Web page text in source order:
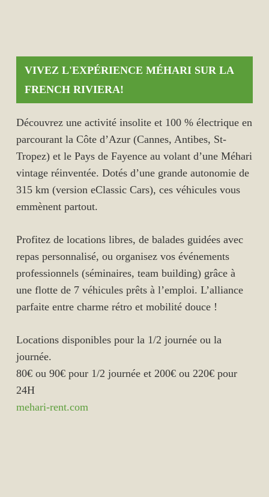
VIVEZ L'EXPÉRIENCE MÉHARI SUR LA
FRENCH RIVIERA!
Découvrez une activité insolite et 100 % électrique en
parcourant la Côte d’Azur (Cannes, Antibes, St-
Tropez) et le Pays de Fayence au volant d’une Méhari
vintage réinventée. Dotés d’une grande autonomie de
315 km (version eClassic Cars), ces véhicules vous
emmènent partout.
Profitez de locations libres, de balades guidées avec
repas personnalisé, ou organisez vos événements
professionnels (séminaires, team building) grâce à
une flotte de 7 véhicules prêts à l’emploi. L’alliance
parfaite entre charme rétro et mobilité douce !
Locations disponibles pour la 1/2 journée ou la
journée.
80€ ou 90€ pour 1/2 journée et 200€ ou 220€ pour
24H
mehari-rent.com